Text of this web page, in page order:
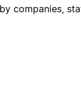
companies,